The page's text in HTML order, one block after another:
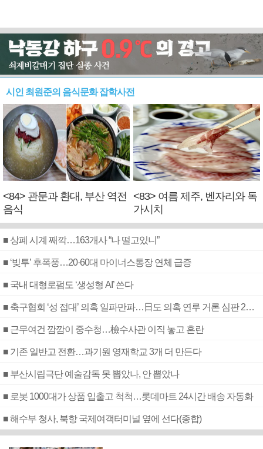
시인 최원준의 음식문화 잡학사전
<84> 관문과 환대, 부산 역전
음식
<83> 여름 제주, 벤자리와 독
가시치
■ 상폐 시계 째깍…163개사 “나 떨고있니”
■ ‘빚투’ 후폭풍…20·60대 마이너스통장 연체 급증
■ 국내 대형로펌도 ‘생성형 AI’ 쓴다
■ 축구협회 ‘성 접대’ 의혹 일파만파…日도 의혹 연루 거론 심판 2명 조사
■ 근무여건 깜깜이 중수청…檢수사관 이직 놓고 혼란
■ 기존 일반고 전환…과기원 영재학교 3개 더 만든다
■ 부산시립극단 예술감독 못 뽑았나, 안 뽑았나
■ 로봇 1000대가 상품 입출고 척척…롯데마트 24시간 배송 자동화
■ 해수부 청사, 북항 국제여객터미널 옆에 선다(종합)